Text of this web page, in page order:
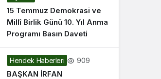
15 Temmuz Demokrasi ve
Millî Birlik Günü 10. Yıl Anma
Programı Basın Daveti
Hendek Haberleri 909
BAŞKAN İRFAN